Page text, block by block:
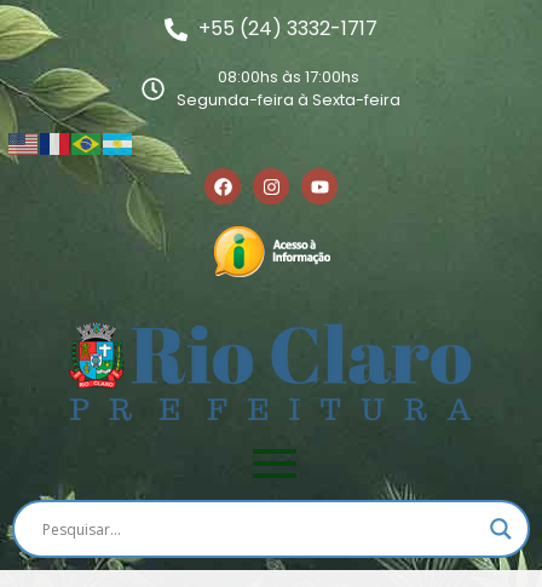
+55 (24) 3332-1717
08:00hs às 17:00hs
Segunda-feira à Sexta-feira